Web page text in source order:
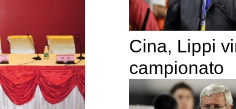
Cina, Lippi
campionato